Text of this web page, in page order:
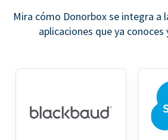
Mira cómo Donorbox se integra a
aplicaciones que ya conoces